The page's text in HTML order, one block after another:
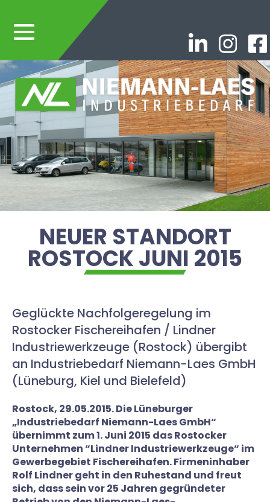
NEUER STANDORT
ROSTOCK JUNI 2015
Geglückte Nachfolgeregelung im
Rostocker Fischereihafen / Lindner
Industriewerkzeuge (Rostock) übergibt
an Industriebedarf Niemann-Laes GmbH
(Lüneburg, Kiel und Bielefeld)
Rostock, 29.05.2015. Die Lüneburger
„Industriebedarf Niemann-Laes GmbH“
übernimmt zum 1. Juni 2015 das Rostocker
Unternehmen “Lindner Industriewerkzeuge“ im
Gewerbegebiet Fischereihafen. Firmeninhaber
Rolf Lindner geht in den Ruhestand und freut
sich, dass sein vor 25 Jahren gegründeter